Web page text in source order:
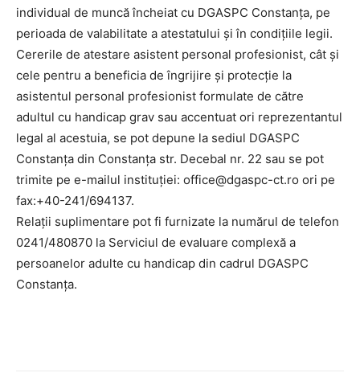
individual de muncă încheiat cu DGASPC Constanţa, pe
perioada de valabilitate a atestatului și în condițiile legii.
Cererile de atestare asistent personal profesionist, cât şi
cele pentru a beneficia de îngrijire şi protecţie la
asistentul personal profesionist formulate de către
adultul cu handicap grav sau accentuat ori reprezentantul
legal al acestuia, se pot depune la sediul DGASPC
Constanţa din Constanţa str. Decebal nr. 22 sau se pot
trimite pe e-mailul instituţiei: office@dgaspc-ct.ro ori pe
fax:+40-241/694137.
Relaţii suplimentare pot fi furnizate la numărul de telefon
0241/480870 la Serviciul de evaluare complexă a
persoanelor adulte cu handicap din cadrul DGASPC
Constanţa.